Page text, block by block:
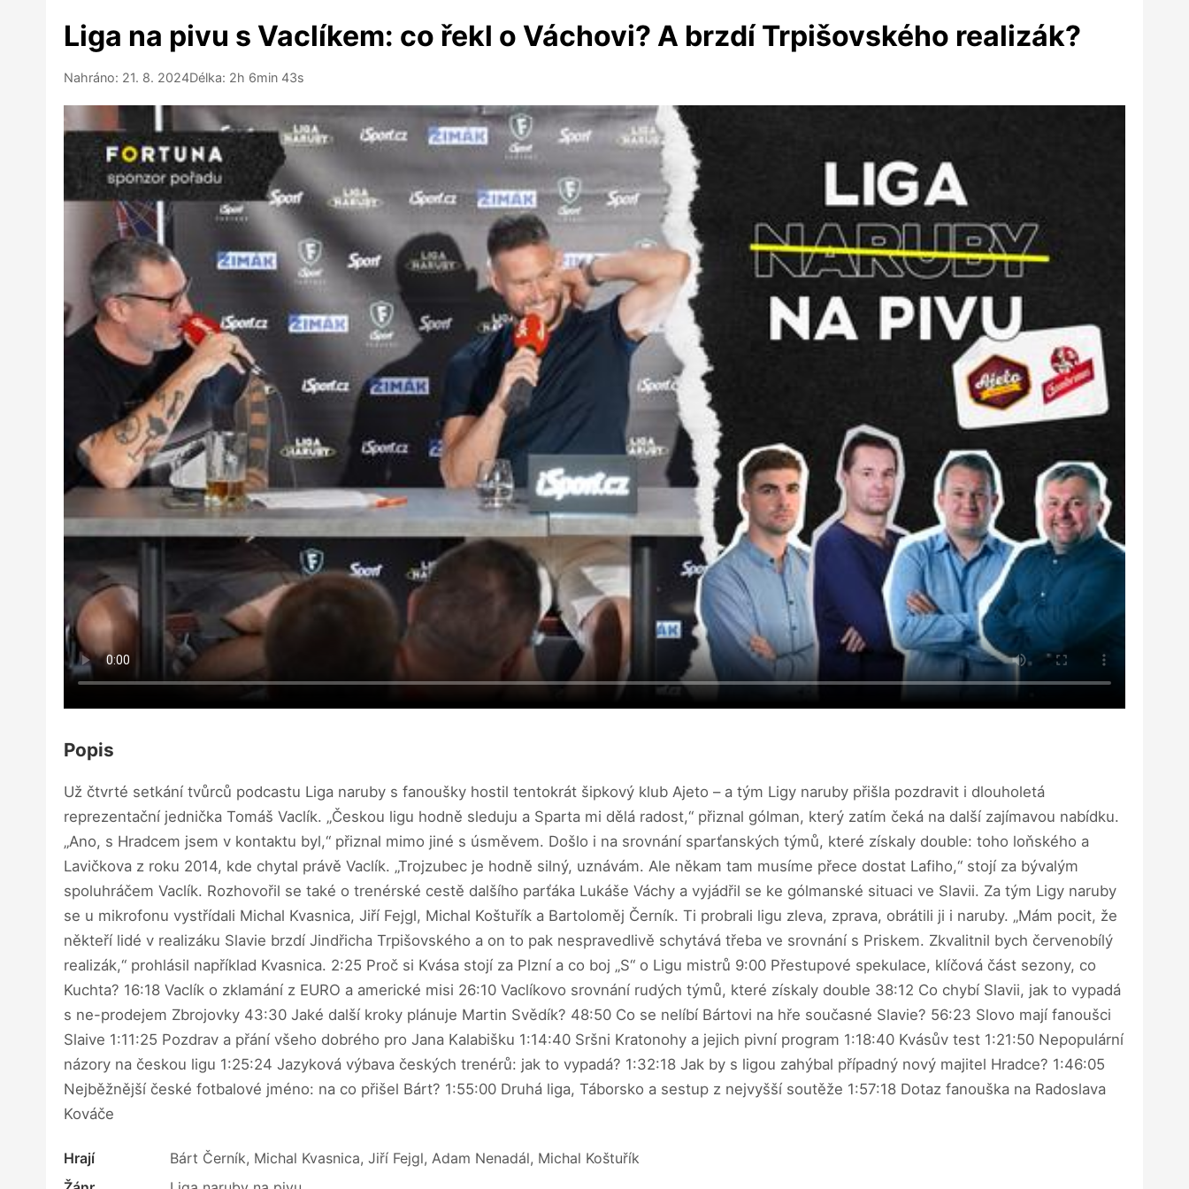
Liga na pivu s Vaclíkem: co řekl o Váchovi? A brzdí Trpišovského realizák?
Nahráno: 21. 8. 2024Délka: 2h 6min 43s
Popis
Už čtvrté setkání tvůrců podcastu Liga naruby s fanoušky hostil tentokrát šipkový klub Ajeto – a tým Ligy naruby přišla pozdravit i dlouholetá
reprezentační jednička Tomáš Vaclík. „Českou ligu hodně sleduju a Sparta mi dělá radost,“ přiznal gólman, který zatím čeká na další zajímavou nabídku.
„Ano, s Hradcem jsem v kontaktu byl,“ přiznal mimo jiné s úsměvem. Došlo i na srovnání sparťanských týmů, které získaly double: toho loňského a
Lavičkova z roku 2014, kde chytal právě Vaclík. „Trojzubec je hodně silný, uznávám. Ale někam tam musíme přece dostat Lafiho,“ stojí za bývalým
spoluhráčem Vaclík. Rozhovořil se také o trenérské cestě dalšího parťáka Lukáše Váchy a vyjádřil se ke gólmanské situaci ve Slavii. Za tým Ligy naruby
se u mikrofonu vystřídali Michal Kvasnica, Jiří Fejgl, Michal Koštuřík a Bartoloměj Černík. Ti probrali ligu zleva, zprava, obrátili ji i naruby. „Mám pocit, že
někteří lidé v realizáku Slavie brzdí Jindřicha Trpišovského a on to pak nespravedlivě schytává třeba ve srovnání s Priskem. Zkvalitnil bych červenobílý
realizák,“ prohlásil například Kvasnica. 2:25 Proč si Kvása stojí za Plzní a co boj „S“ o Ligu mistrů 9:00 Přestupové spekulace, klíčová část sezony, co
Kuchta? 16:18 Vaclík o zklamání z EURO a americké misi 26:10 Vaclíkovo srovnání rudých týmů, které získaly double 38:12 Co chybí Slavii, jak to vypadá
s ne-prodejem Zbrojovky 43:30 Jaké další kroky plánuje Martin Svědík? 48:50 Co se nelíbí Bártovi na hře současné Slavie? 56:23 Slovo mají fanoušci
Slaive 1:11:25 Pozdrav a přání všeho dobrého pro Jana Kalabišku 1:14:40 Sršni Kratonohy a jejich pivní program 1:18:40 Kvásův test 1:21:50 Nepopulární
názory na českou ligu 1:25:24 Jazyková výbava českých trenérů: jak to vypadá? 1:32:18 Jak by s ligou zahýbal případný nový majitel Hradce? 1:46:05
Nejběžnější české fotbalové jméno: na co přišel Bárt? 1:55:00 Druhá liga, Táborsko a sestup z nejvyšší soutěže 1:57:18 Dotaz fanouška na Radoslava
Kováče
Hrají
Bárt Černík, Michal Kvasnica, Jiří Fejgl, Adam Nenadál, Michal Koštuřík